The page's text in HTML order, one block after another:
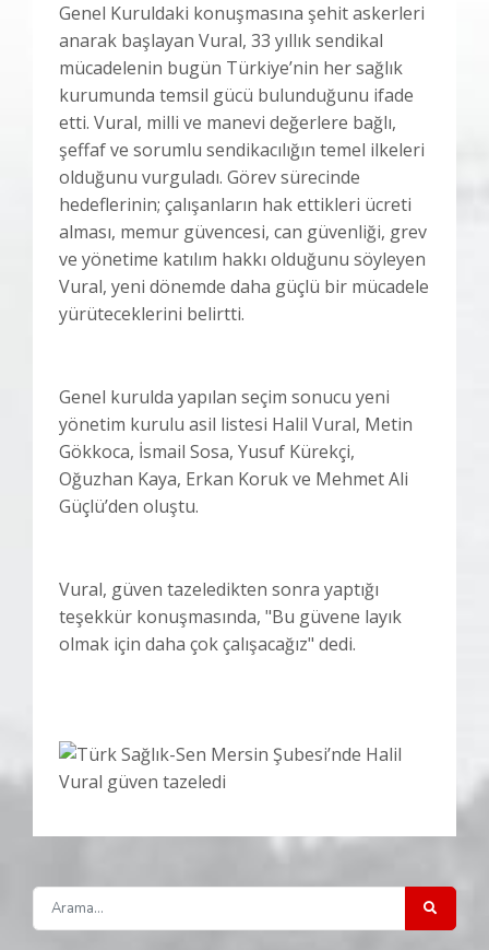
Genel Kuruldaki konuşmasına şehit askerleri
anarak başlayan Vural, 33 yıllık sendikal
mücadelenin bugün Türkiye’nin her sağlık
kurumunda temsil gücü bulunduğunu ifade
etti. Vural, milli ve manevi değerlere bağlı,
şeffaf ve sorumlu sendikacılığın temel ilkeleri
olduğunu vurguladı. Görev sürecinde
hedeflerinin; çalışanların hak ettikleri ücreti
alması, memur güvencesi, can güvenliği, grev
ve yönetime katılım hakkı olduğunu söyleyen
Vural, yeni dönemde daha güçlü bir mücadele
yürüteceklerini belirtti.
Genel kurulda yapılan seçim sonucu yeni
yönetim kurulu asil listesi Halil Vural, Metin
Gökkoca, İsmail Sosa, Yusuf Kürekçi,
Oğuzhan Kaya, Erkan Koruk ve Mehmet Ali
Güçlü’den oluştu.
Vural, güven tazeledikten sonra yaptığı
teşekkür konuşmasında, "Bu güvene layık
olmak için daha çok çalışacağız" dedi.